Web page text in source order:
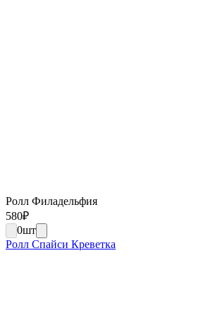
Ролл Филадельфия
580₽
0шт
Ролл Спайси Креветка